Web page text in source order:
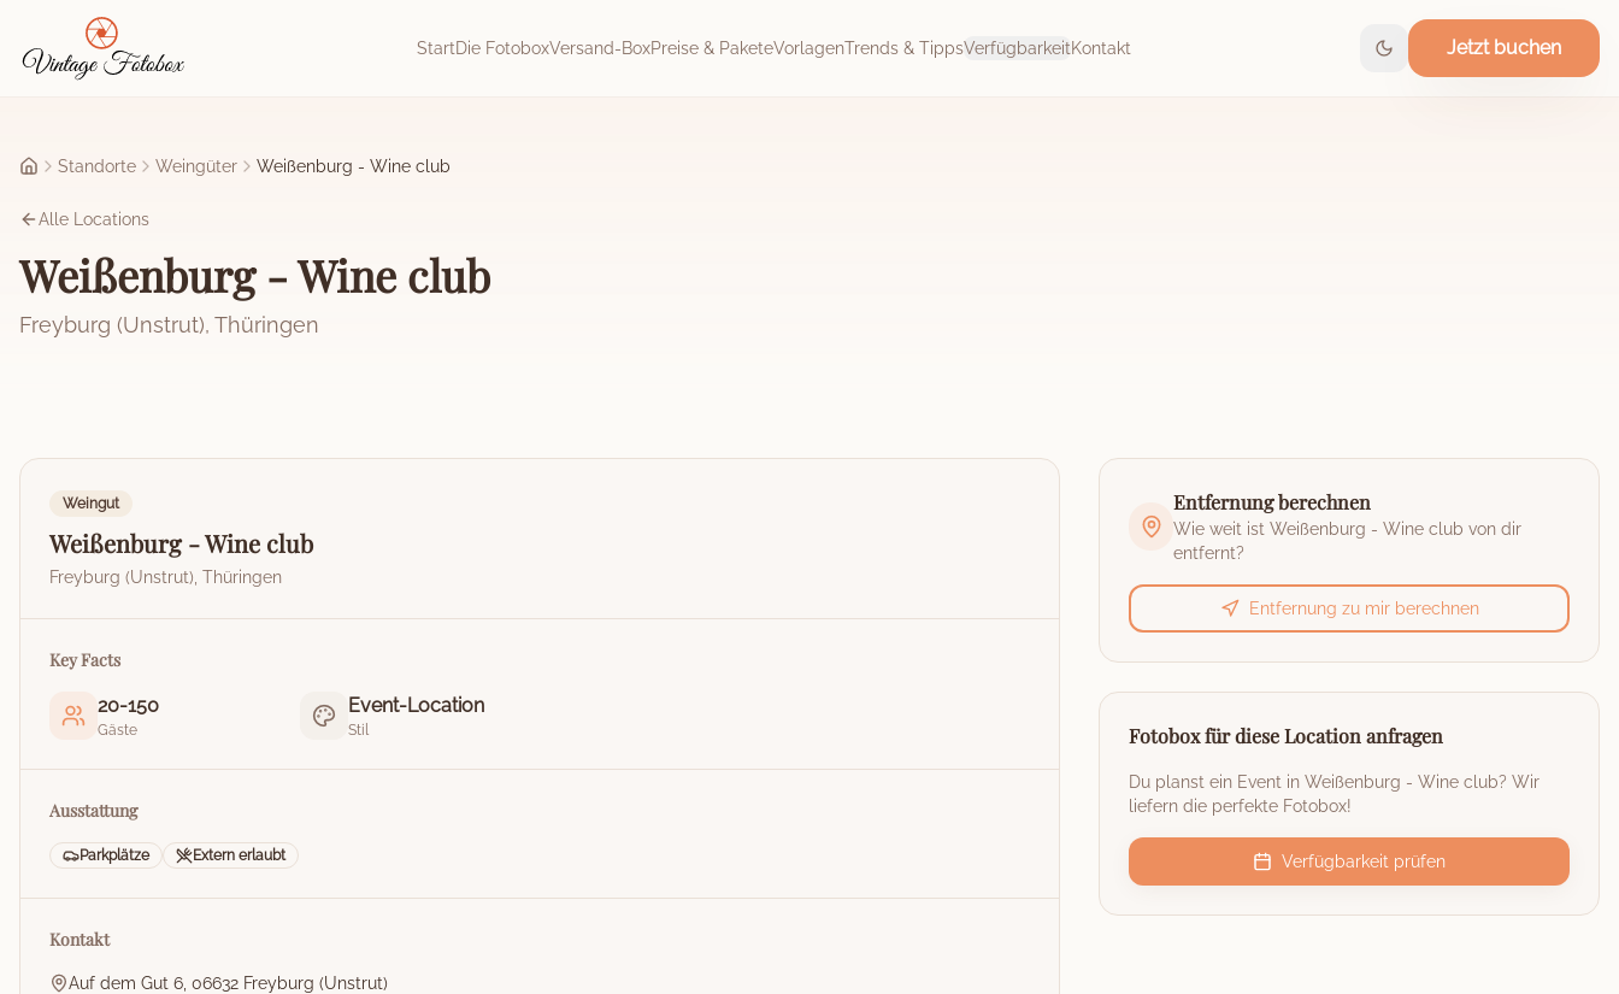
Zum Hauptinhalt springen
StartDie FotoboxVersand-BoxPreise & PaketeVorlagenTrends & TippsVerfügbarkeitKontakt Jetzt buchen
Startseite
Standorte Weingüter Weißenburg - Wine club
Alle Locations
Weißenburg - Wine club
Freyburg (Unstrut), Thüringen
Weingut
Weißenburg - Wine club
Freyburg (Unstrut) Thüringen
Key Facts
20-150
Gäste
Event-Location
Stil
Ausstattung
Parkplätze Extern erlaubt
Kontakt
Auf dem Gut 6, 06632 Freyburg (Unstrut)
Entfernung berechnen
Wie weit istWeißenburg - Wine club von dir
entfernt?
Entfernung zu mir berechnen
Fotobox für diese Location anfragen
Du planst ein Event in Weißenburg - Wine club? Wir
liefern die perfekte Fotobox!
Verfügbarkeit prüfen